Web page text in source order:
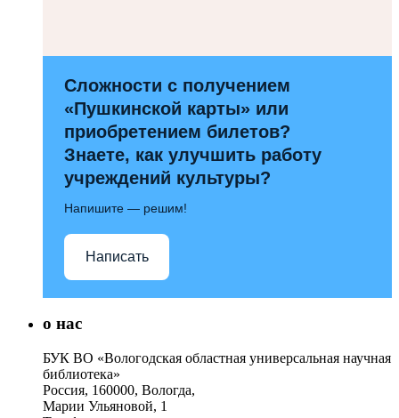
Сложности с получением
«Пушкинской карты» или
приобретением билетов?
Знаете, как улучшить работу
учреждений культуры?
Напишите — решим!
Написать
о нас
БУК ВО «Вологодская областная универсальная научная
библиотека»
Россия, 160000, Вологда,
Марии Ульяновой, 1